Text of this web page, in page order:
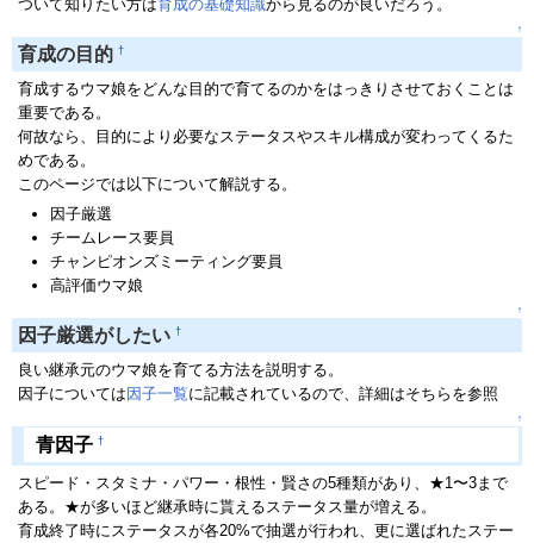
ついて知りたい方は育成の基礎知識から見るのが良いだろう。
↑
育成の目的 †
育成するウマ娘をどんな目的で育てるのかをはっきりさせておくことは
重要である。
何故なら、目的により必要なステータスやスキル構成が変わってくるた
めである。
このページでは以下について解説する。
因子厳選
チームレース要員
チャンピオンズミーティング要員
高評価ウマ娘
↑
因子厳選がしたい †
良い継承元のウマ娘を育てる方法を説明する。
因子については因子一覧に記載されているので、詳細はそちらを参照
↑
青因子 †
スピード・スタミナ・パワー・根性・賢さの5種類があり、★1〜3まで
ある。★が多いほど継承時に貰えるステータス量が増える。
育成終了時にステータスが各20%で抽選が行われ、更に選ばれたステー